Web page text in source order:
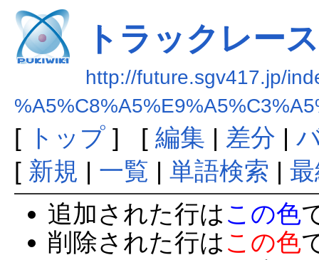
トラックレース
http://future.sgv417.jp/
[ トップ] [ 編集 | 差分 |
[ 新規 | 一覧 | 単語検索 |
追加された行は この色
削除された行は この色